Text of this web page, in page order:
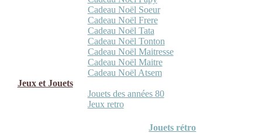
Cadeau Noël Soeur
Cadeau Noël Frere
Cadeau Noël Tata
Cadeau Noël Tonton
Cadeau Noël Maitresse
Cadeau Noël Maitre
Cadeau Noël Atsem
Jeux et Jouets
Jouets des années 80
Jeux retro
Jouets rétro